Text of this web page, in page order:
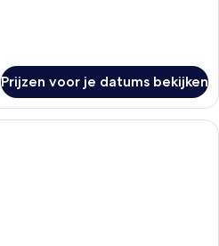
Prijzen voor je datums bekijken
Een moderne hotelkamer met twee